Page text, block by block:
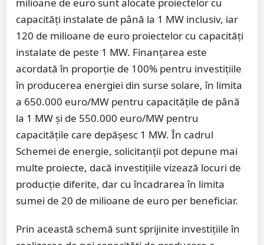
capacități instalate de până la 1 MW inclusiv, iar
120 de milioane de euro proiectelor cu capacități
instalate de peste 1 MW. Finanțarea este
acordată în proporție de 100% pentru investițiile
în producerea energiei din surse solare, în limita
a 650.000 euro/MW pentru capacitățile de până
la 1 MW și de 550.000 euro/MW pentru
capacitățile care depășesc 1 MW. În cadrul
Schemei de energie, solicitanții pot depune mai
multe proiecte, dacă investițiile vizează locuri de
producție diferite, dar cu încadrarea în limita
sumei de 20 de milioane de euro per beneficiar.
Prin această schemă sunt sprijinite investițiile în